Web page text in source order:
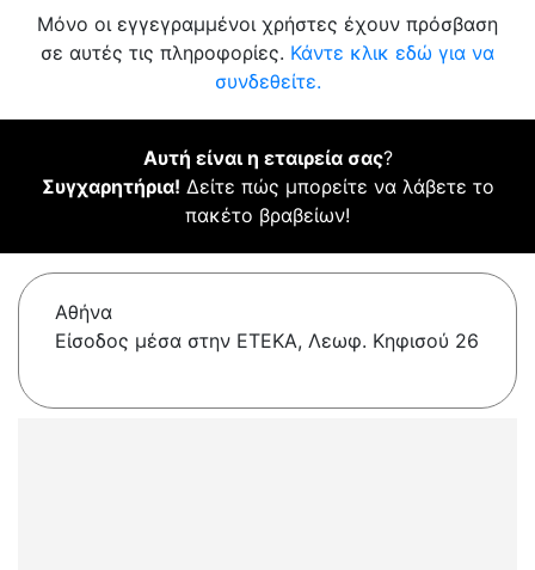
Μόνο οι εγγεγραμμένοι χρήστες έχουν πρόσβαση
σε αυτές τις πληροφορίες. Κάντε κλικ εδώ για να
συνδεθείτε.
Αυτή είναι η εταιρεία σας?
Συγχαρητήρια! Δείτε πώς μπορείτε να λάβετε το
πακέτο βραβείων!
Αθήνα
Είσοδος μέσα στην ΕΤΕΚΑ, Λεωφ. Κηφισού 26